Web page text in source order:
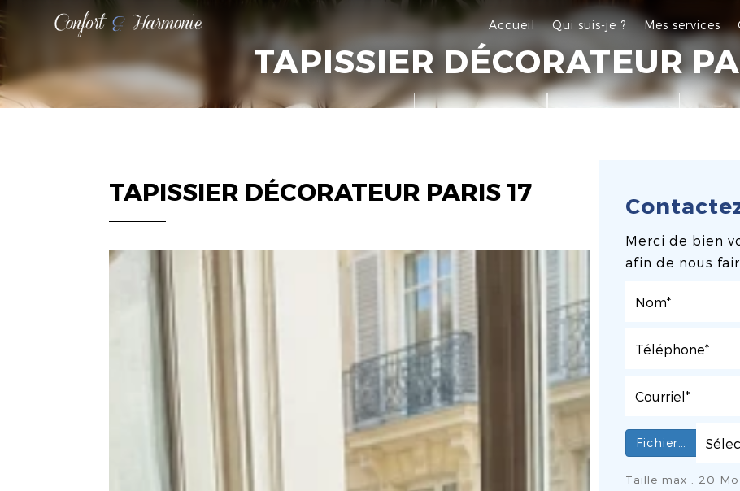
CONFORT
HARMONIE
Accueil Qui suis-je ? Mes services
TAPISSIER DÉCORATEUR
TAPISSIER DÉCORATEUR PARIS 17
Merci de bien
afin de nous
Fichier…
Taille max : 20